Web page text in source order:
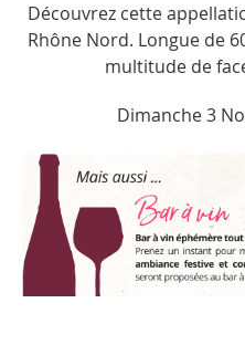
Découvrez cette
Rhône Nord. Longue de
multitude de
Dimanche 3